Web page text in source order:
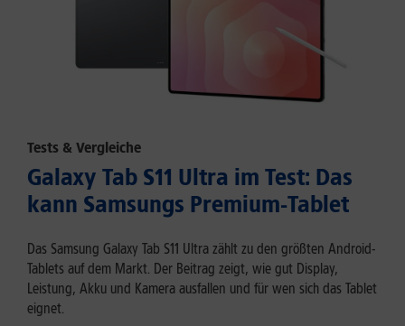
Tests & Vergleiche
Galaxy Tab S11 Ultra im Test: Das
kann Samsungs Premium-Tablet
Das Samsung Galaxy Tab S11 Ultra zählt zu den größten Android-
Tablets auf dem Markt. Der Beitrag zeigt, wie gut Display,
Leistung, Akku und Kamera ausfallen und für wen sich das Tablet
eignet.